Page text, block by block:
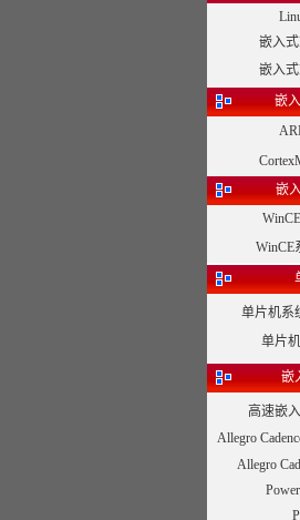
嵌入
嵌入
嵌
嵌
WinCE
单片机系
单片
嵌
高速嵌
Allegro
Allegro